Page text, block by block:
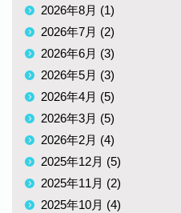
2026年8月 (1)
2026年7月 (2)
2026年6月 (3)
2026年5月 (3)
2026年4月 (5)
2026年3月 (5)
2026年2月 (4)
2025年12月 (5)
2025年11月 (2)
2025年10月 (4)